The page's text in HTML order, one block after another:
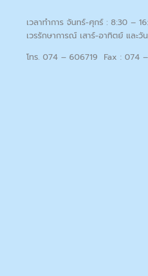
เวลาทำการ จันทร์-ศุกร์ : 8:30 –
เวรรักษาการณ์ เสาร์-อาทิตย์ และ
โทร. 074 – 606719 Fax : 074